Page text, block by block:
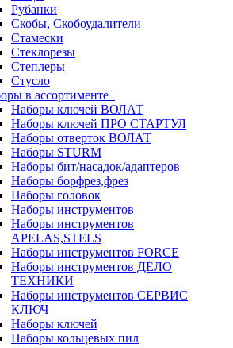
Рубанки
Скобы, Скобоудалители
Стамески
Стеклорезы
Степлеры
Стусло
в ассортименте
Наборы ключей ВОЛАТ
Наборы ключей ПРО СТАРТУЛ
Наборы отверток ВОЛАТ
Наборы STURM
Наборы бит/насадок/адаптеров
Наборы борфрез,фрез
Наборы головок
Наборы инструментов
Наборы инструментов
APELAS,STELS
Наборы инструментов FORCE
Наборы инструментов ДЕЛО
ТЕХНИКИ
Наборы инструментов СЕРВИС
КЛЮЧ
Наборы ключей
Наборы кольцевых пил